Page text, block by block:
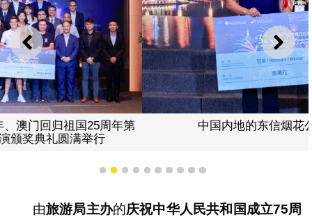
上一则 下一
中国内地的东信烟花公司获颁冠军奖项
1 2 3 4 5 6 7 8 9 10
由旅游局主办的庆祝中华人民共和国成立75周